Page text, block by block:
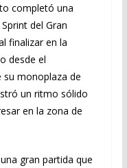
completó una
del Gran
finalizar en la
desde el
su monoplaza de
un ritmo sólido
en la zona de
gran partida que